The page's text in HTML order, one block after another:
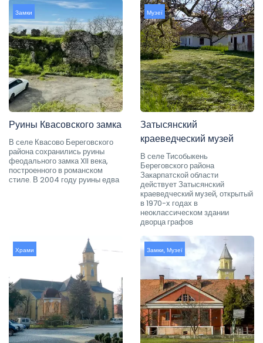
Замки
Руины Квасовского замка
В селе Квасово Береговского
района сохранились руины
феодального замка XII века,
построенного в романском
стиле. В 2004 году руины едва
Музеї
Затысянский
краеведческий музей
В селе Тисобыкень
Береговского района
Закарпатской области
действует Затысянский
краеведческий музей, открытый
в 1970-х годах в
неоклассическом здании
дворца графов
Храми Замки, Музеї